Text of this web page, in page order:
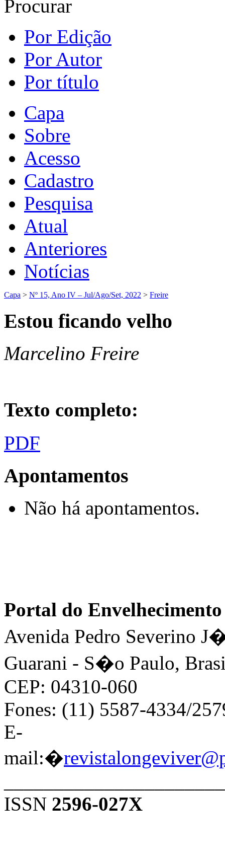
Procurar
Por Edição
Por Autor
Por título
Capa
Sobre
Acesso
Cadastro
Pesquisa
Atual
Anteriores
Notícias
Capa > Nº 15, Ano IV – Jul/Ago/Set, 2022 > Freire
Estou ficando velho
Marcelino Freire
Texto completo:
PDF
Apontamentos
Não há apontamentos.
Portal do
Avenida Pedro Severino
Guarani - S�o Paulo,
CEP: 04310-060
Fones: (11) 5587-4334/
E-
mail:�
ISSN 2596-027X